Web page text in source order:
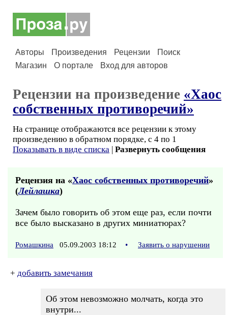
Авторы Произведения Рецензии
Поиск
Магазин
О портале Вход для авторов
Рецензии на произведение «Хаос
собственных противоречий»
На странице отображаются все рецензии к этому
произведению в обратном порядке, с 4 по 1
Показывать в виде списка | Развернуть сообщения
Рецензия на «Хаос собственных противоречий»
(Лейлашка)
Зачем было говорить об этом еще раз, если почти
все было высказано в других миниатюрах?
Ромашкина 05.09.2003 18:12 • Заявить о нарушении
+ добавить замечания
Об этом невозможно молчать, когда это
внутри...